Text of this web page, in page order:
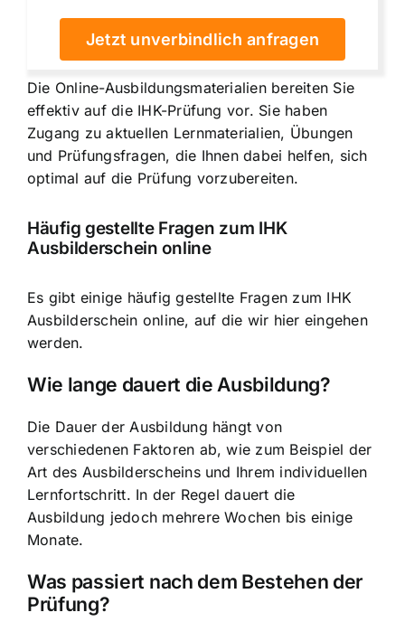
Jetzt unverbindlich anfragen
Die Online-Ausbildungsmaterialien bereiten Sie
effektiv auf die IHK-Prüfung vor. Sie haben
Zugang zu aktuellen Lernmaterialien, Übungen
und Prüfungsfragen, die Ihnen dabei helfen, sich
optimal auf die Prüfung vorzubereiten.
Häufig gestellte Fragen zum IHK
Ausbilderschein online
Es gibt einige häufig gestellte Fragen zum IHK
Ausbilderschein online, auf die wir hier eingehen
werden.
Wie lange dauert die Ausbildung?
Die Dauer der Ausbildung hängt von
verschiedenen Faktoren ab, wie zum Beispiel der
Art des Ausbilderscheins und Ihrem individuellen
Lernfortschritt. In der Regel dauert die
Ausbildung jedoch mehrere Wochen bis einige
Monate.
Was passiert nach dem Bestehen der
Prüfung?